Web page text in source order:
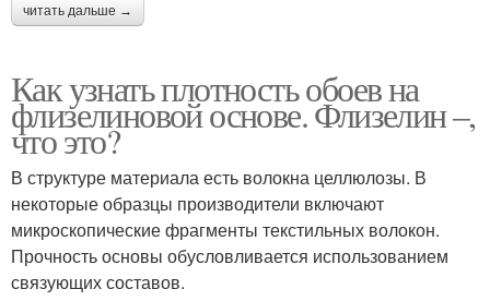
читать дальше →
Как узнать плотность обоев на
флизелиновой основе. Флизелин –,
что это?
В структуре материала есть волокна целлюлозы. В
некоторые образцы производители включают
микроскопические фрагменты текстильных волокон.
Прочность основы обусловливается использованием
связующих составов.